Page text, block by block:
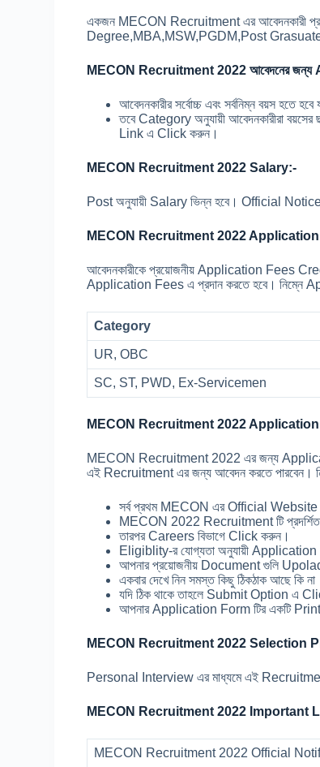
একজন MECON Recruitment এর আবেদনকারী
Degree,MBA,MSW,PGDM,Post Grasuate
MECON Recruitment 2022 আবেদনের
আবেদনকারীর সর্বোচ্চ এবং সর্বনিম্ন বয়স হতে
তবে Category অনুযায়ী আবেদনকারীরা
Link এ Click করুন।
MECON Recruitment 2022 Salary:-
Post অনুযায়ী Salary ভিন্ন হবে। Official
MECON Recruitment 2022
আবেদনকারীকে প্রয়োজনীয় Application Fees
Application Fees এ প্রদান করতে হবে। নিম্নে
Category
UR, OBC
SC, ST, PWD, Ex-Servicemen
MECON Recruitment 2022
MECON Recruitment 2022 এর জন্য
এই Recruitment এর জন্য আবেদন করতে পারবেন।
সর্ব প্রথম MECON এর Official Website
MECON 2022 Recruitment টি
তারপর Careers বিভাগে Click করুন।
Eligiblity-র যোগ্যতা অনুযায়ী Application
আপনার প্রয়োজনীয় Document গুলি
একবার দেখে নিন সমস্ত কিছু ঠিকঠাক আছে কি না
যদি ঠিক থাকে তাহলে Submit Option এ
আপনার Application Form টির একটি
MECON Recruitment 2022 Selection
Personal Interview এর মাধ্যমে এই
MECON Recruitment 2022 Important
MECON Recruitment 2022 Official